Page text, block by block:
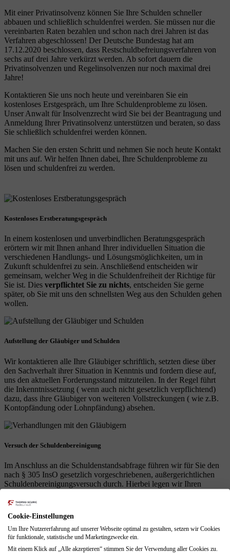
Mit einer Privatinsolvenz können Sie Ihre Schulden schneller
abbauen und schließlich schuldenfrei werden. Sie müssen nur die
vereinbarten Raten bezahlen und schon nach drei Jahren ist das
Verfahren abgeschlossen! Der Deutsche Bundestag hat am
17.12.2020 beschlossen, dass Restschuldbefreiungsverfahren von
sechs auf drei Jahre verkürzt werden. Ab sofort dauern die
Privatinsolvenzen und Regelinsolvenzen nur noch maximal drei
Jahre!
Kontaktieren Sie uns noch heute und vereinbaren Sie ein
kostenloses Erstgespräch, um Ihre Schuldenprobleme zu lösen.
Unser Anwalt für Insolvenzrecht wird Sie bei der Beantragung und
Anmeldung Ihrer Privatinsolvenz unterstützen und beraten, so dass
Sie schließlich schuldenfrei werden können.
Machen Sie den ersten Schritt und nehmen Sie noch heute Kontakt
mit uns auf. Wir helfen Ihnen dabei, Ihre Schuldenprobleme zu
lösen und schuldenfrei zu werden.
Kostenloses Erstberatungsgespräch
In einem kostenlosen und unverbindlichen Beratungsgespräch
erörtern wir mit Ihnen anhand Ihrer individuellen Situation die
verschiedenen Handlungs- und Lösungsmöglichkeiten, um in
Zukunft schuldenfrei zu sein. Anschließend entscheiden wir
gemeinsam, welcher Weg in die Schuldenfreiheit der Richtige für
Sie ist. Dies verpflichtet Sie zu nichts, entscheiden Sie gerne
später, ob Sie mit uns den schnellsten Weg aus den Schulden gehen
wollen.
Aufstellung der Gläubiger und Schulden
Wir kontaktieren alle Ihre Gläubiger schriftlich, setzten diese über
den Sachverhalt ihrer Situation in Kenntnis und fordern diese auf,
uns den aktuellen Forderungsstand mitzuteilen. In der Regel führt
die Inkenntnissetzung ( wenn auch nicht gesetzlich verpflichtend)
dazu, dass ihre Gläubiger von weiteren Vollstreckungen ( wie z.B.
Kontopfändung oder Lohnpfändung) absehen.
Versuch der Schuldenbereinigung
Im Anschluss an die Schuldenstandsabfrage führen wir für Sie den
nach § 305 InsO gesetzlich vorgeschriebenen, außergerichtlichen
Schuldenbereinigungsversuch durch. Hierbei legen wir Ihren
können.
Regel- oder Verbraucherinsolvenz
Cookie-Einstellungen
Um Ihre Nutzererfahrung auf unserer Webseite optimal zu gestalten, setzen wir Cookies
für funktionale, statistische und Marketingzwecke ein.
Mit einem Klick auf „Alle akzeptieren“ stimmen Sie der Verwendung aller Cookies zu.